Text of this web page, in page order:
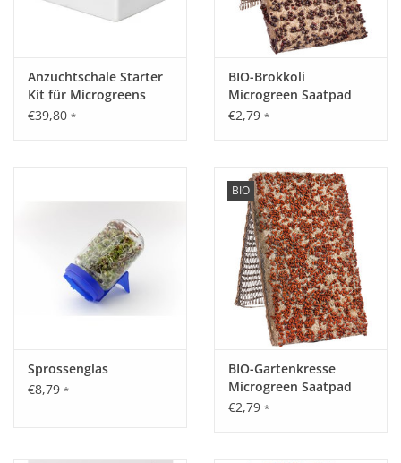
Anzuchtschale Starter
Kit für Microgreens
€39,80 *
BIO-Brokkoli
Microgreen Saatpad
€2,79 *
Sprossenglas
€8,79 *
BIO
BIO-Gartenkresse
Microgreen Saatpad
€2,79 *